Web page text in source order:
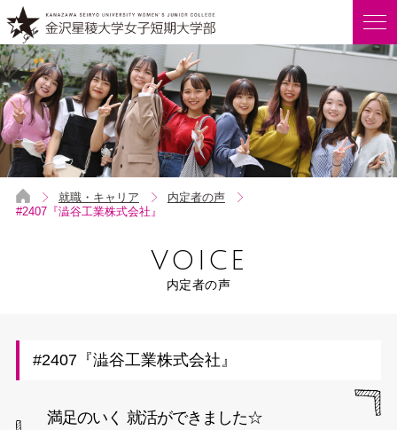
就職・キャリア
内定者の声
#2407『澁谷工業株式会社』
VOICE
内定者の声
#2407『澁谷工業株式会社』
満足のいく 就活ができました☆